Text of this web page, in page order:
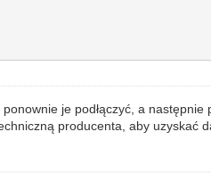
je podłączyć, a następnie
producenta, aby uzyskać